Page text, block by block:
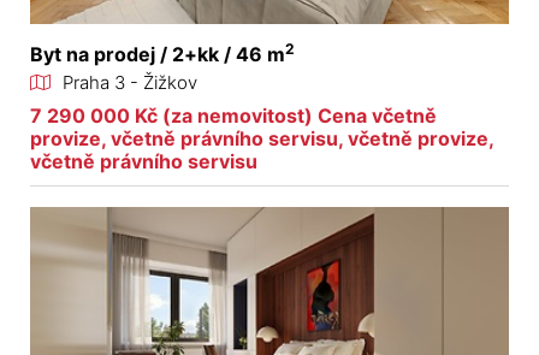
Byt na prodej / 2+kk / 46 m2
Praha 3 - Žižkov
7 290 000 Kč (za nemovitost) Cena včetně
provize, včetně právního servisu, včetně provize,
včetně právního servisu